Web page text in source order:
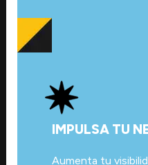
IMPULSA TU
Aumenta tu